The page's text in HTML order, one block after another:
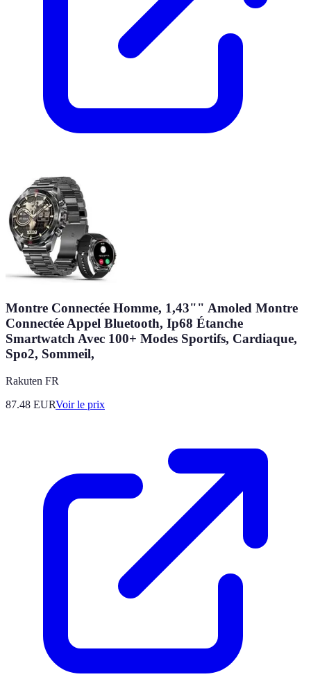
Montre Connectée Homme, 1,43"" Amoled Montre
Connectée Appel Bluetooth, Ip68 Étanche
Smartwatch Avec 100+ Modes Sportifs, Cardiaque,
Spo2, Sommeil,
Rakuten FR
87.48 EURVoir le prix